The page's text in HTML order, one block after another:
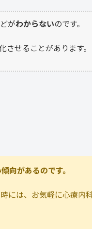
がわからないのです。
させることがあります。
向があるのです。
には、お気軽に心療内